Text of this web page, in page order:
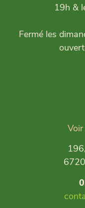
19h &
Fermé les